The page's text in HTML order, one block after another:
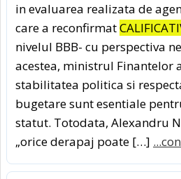
in evaluarea realizata de
care a reconfirmat
nivelul BBB- cu perspectiva
acestea, ministrul Finantelor
stabilitatea politica si
bugetare sunt esentiale
statut. Totodata, Alexandru
„orice derapaj poate […]